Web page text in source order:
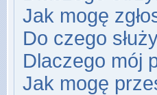
Jak mogę
Do czego
Dlaczego mój
Jak mogę